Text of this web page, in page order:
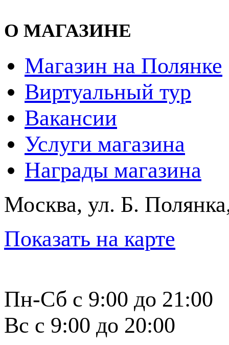
О МАГАЗИНЕ
Магазин на Полянке
Виртуальный тур
Вакансии
Услуги магазина
Награды магазина
Москва, ул. Б.
Показать на карте
Пн-Сб с 9:00 до 21:00
Вс с 9:00 до 20:00